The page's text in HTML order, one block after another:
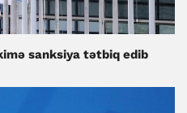
sanksiya tətbiq edib